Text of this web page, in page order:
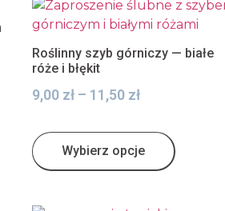
Roślinny szyb górniczy — białe
róże i błękit
9,00 zł – 11,50 zł
Wybierz opcje